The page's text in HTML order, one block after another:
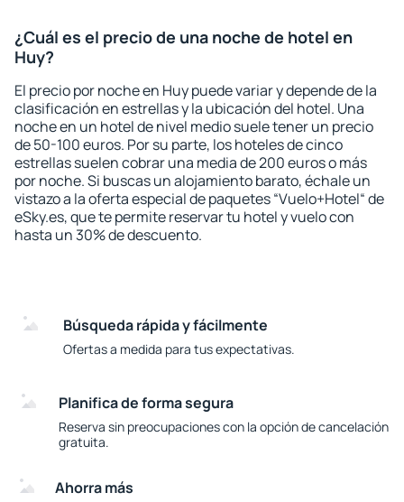
¿Cuál es el precio de una noche de hotel en
Huy?
El precio por noche en Huy puede variar y depende de la
clasificación en estrellas y la ubicación del hotel. Una
noche en un hotel de nivel medio suele tener un precio
de 50-100 euros. Por su parte, los hoteles de cinco
estrellas suelen cobrar una media de 200 euros o más
por noche. Si buscas un alojamiento barato, échale un
vistazo a la oferta especial de paquetes “Vuelo+Hotel“ de
eSky.es, que te permite reservar tu hotel y vuelo con
hasta un 30% de descuento.
Búsqueda rápida y fácilmente
Ofertas a medida para tus expectativas.
Planifica de forma segura
Reserva sin preocupaciones con la opción de cancelación
gratuita.
Ahorra más